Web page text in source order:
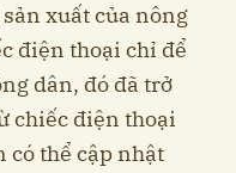
xuất của nông
điện thoại chỉ để
dân, đó đã trở
chiếc điện thoại
thể cập nhật